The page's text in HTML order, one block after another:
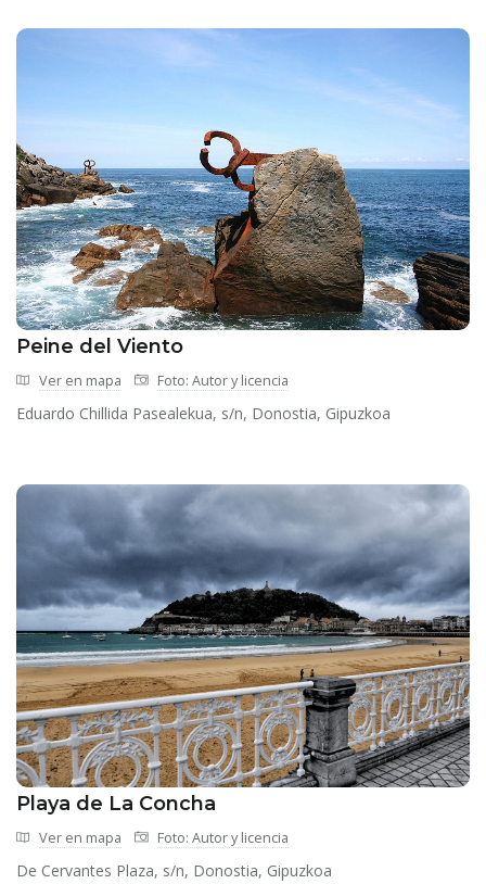
Peine del Viento
Ver en mapa Foto: Autor y licencia
Eduardo Chillida Pasealekua, s/n, Donostia, Gipuzkoa
Playa de La Concha
Ver en mapa Foto: Autor y licencia
De Cervantes Plaza, s/n, Donostia, Gipuzkoa